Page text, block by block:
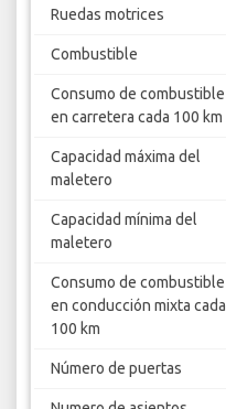
Ruedas motrices
Combustible
Consumo de combustible
en carretera cada 100 km
Capacidad máxima del
maletero
Capacidad mínima del
maletero
Consumo de combustible
en conducción mixta cada
100 km
Número de puertas